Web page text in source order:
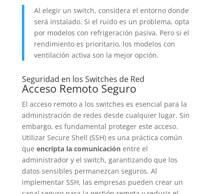
Al elegir un switch, considera el entorno donde
será instalado. Si el ruido es un problema, opta
por modelos con refrigeración pasiva. Pero si el
rendimiento es prioritario, los modelos con
ventilación activa son la mejor opción.
Seguridad en los Switches de Red
Acceso Remoto Seguro
El acceso remoto a los switches es esencial para la
administración de redes desde cualquier lugar. Sin
embargo, es fundamental proteger este acceso.
Utilizar Secure Shell (SSH) es una práctica común
que encripta la comunicaciónentre el
administrador y el switch, garantizando que los
datos sensibles permanezcan seguros. Al
implementar SSH, las empresas pueden crear un